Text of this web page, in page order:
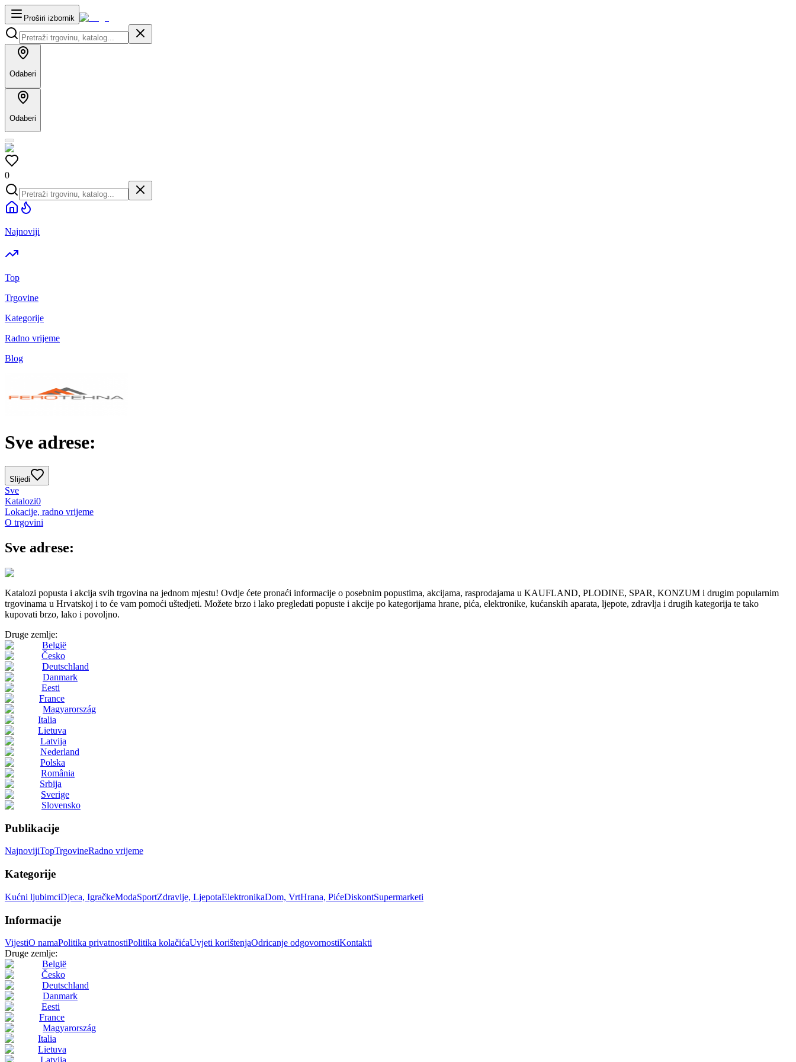
Proširi izbornik
Odaberi
Odaberi
0
Najnoviji
Top
Trgovine
Kategorije
Radno vrijeme
Blog
Sve adrese:
Slijedi
Sve
Katalozi0
Lokacije, radno vrijeme
O trgovini
Sve adrese:
Katalozi popusta i akcija svih trgovina na jednom mjestu! Ovdje ćete pronaći informacije o posebnim popustima, akcijama, rasprodajama u KAUFLAND, PLODINE, SPAR, KONZUM i drugim popularnim
trgovinama u Hrvatskoj i to će vam pomoći uštedjeti. Možete brzo i lako pregledati popuste i akcije po kategorijama hrane, pića, elektronike, kućanskih aparata, ljepote, zdravlja i drugih kategorija te tako
kupovati brzo, lako i povoljno.
Druge zemlje:
België
Česko
Deutschland
Danmark
Eesti
France
Magyarország
Italia
Lietuva
Latvija
Nederland
Polska
România
Srbija
Sverige
Slovensko
Publikacije
NajnovijiTopTrgovineRadno vrijeme
Kategorije
Kućni ljubimciDjeca, IgračkeModaSportZdravlje, LjepotaElektronikaDom, VrtHrana, PićeDiskontSupermarketi
Informacije
VijestiO namaPolitika privatnostiPolitika kolačićaUvjeti korištenjaOdricanje odgovornostiKontakti
Druge zemlje:
België
Česko
Deutschland
Danmark
Eesti
France
Magyarország
Italia
Lietuva